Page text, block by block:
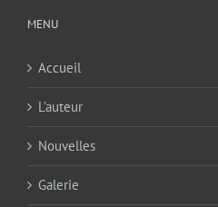
MENU
Accueil
L’auteur
Nouvelles
Galerie